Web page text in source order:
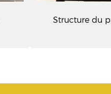
Structure du